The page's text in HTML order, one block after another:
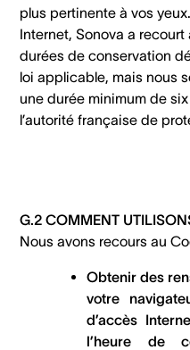
plus pertinente à vos
Internet, Sonova a
durées de conservation
loi applicable, mais nous
une durée minimum de
l’autorité française de
G.2 COMMENT
Nous avons recours au
Obtenir des
votre
d’accès
l’heure de